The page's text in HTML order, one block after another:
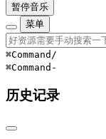
暂停音乐
菜单
⌘Command /
⌘Command -
历史记录